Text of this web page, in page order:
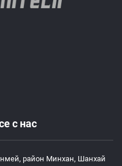
с нас
район Минхан, Шанхай